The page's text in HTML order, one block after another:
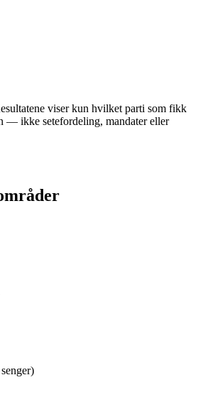
viser kun hvilket parti som fikk
— ikke setefordeling, mandater eller